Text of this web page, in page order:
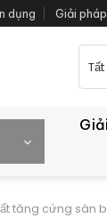
dụng Giải
tăng cứng sàn